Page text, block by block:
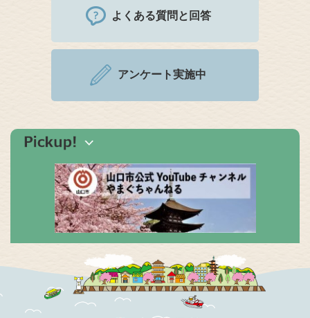
よくある質問と回答
アンケート実施中